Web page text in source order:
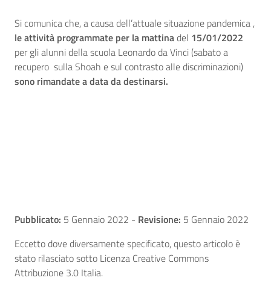
Si comunica che, a causa dell’attuale situazione pandemica ,
le attività programmate per la mattinadel 15/01/2022
per gli alunni della scuola Leonardo da Vinci (sabato a
recupero sulla Shoah e sul contrasto alle discriminazioni)
sono rimandate a data da destinarsi.
Pubblicato: 5 Gennaio 2022 - Revisione: 5 Gennaio 2022
Eccetto dove diversamente specificato, questo articolo è
stato rilasciato sotto Licenza Creative Commons
Attribuzione 3.0 Italia.